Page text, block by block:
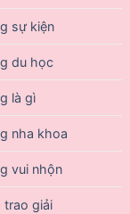
sự kiện
du học
là gì
nha khoa
vui nhộn
trao giải